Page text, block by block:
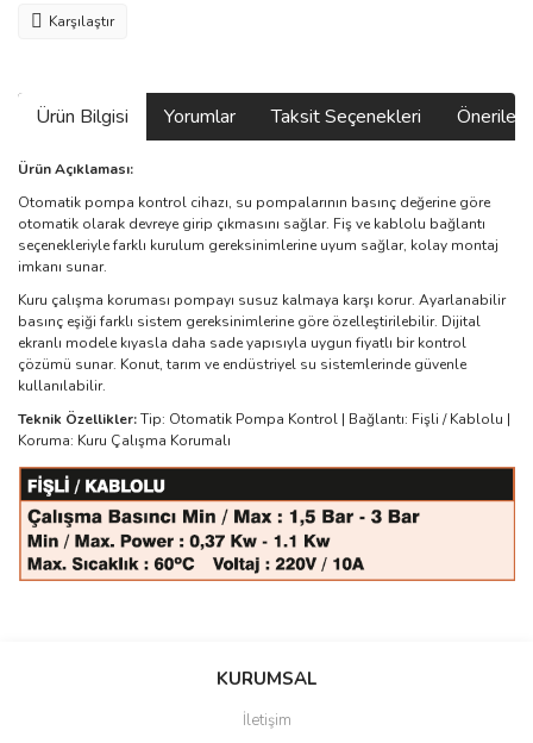
Karşılaştır
Ürün Bilgisi Yorumlar Taksit Seçenekleri
Ürün Açıklaması:
Otomatik pompa kontrol cihazı, su pompalarının basınç değerine göre
otomatik olarak devreye girip çıkmasını sağlar. Fiş ve kablolu bağlantı
seçenekleriyle farklı kurulum gereksinimlerine uyum sağlar, kolay montaj
imkanı sunar.
Kuru çalışma koruması pompayı susuz kalmaya karşı korur. Ayarlanabilir
basınç eşiği farklı sistem gereksinimlerine göre özelleştirilebilir. Dijital
ekranlı modele kıyasla daha sade yapısıyla uygun fiyatlı bir kontrol
çözümü sunar. Konut, tarım ve endüstriyel su sistemlerinde güvenle
kullanılabilir.
Teknik Özellikler:Tip: Otomatik Pompa Kontrol | Bağlantı: Fişli / Kablolu |
Koruma: Kuru Çalışma Korumalı
Bu ürüne ilk yorumu siz yapın!
KURUMSAL
İletişim